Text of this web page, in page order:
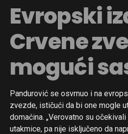
Evropski
Crvene
mogući
Pandurović se osvrnuo i na
zvezde, ističući da bi one mogle
domaćina. „Verovatno su
utakmice, pa nije isključeno da